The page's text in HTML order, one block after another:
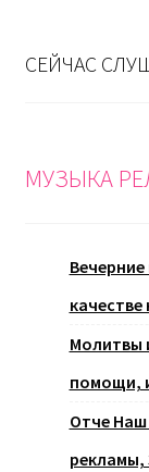
СЕЙЧАС
МУЗЫКА
Молитвы
помощи,
Отче Наш
рекламы,